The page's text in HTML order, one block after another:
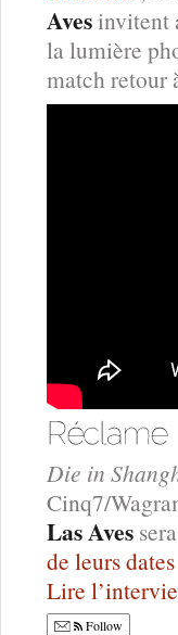
Avesinvitent
la lumière
match retour
Die in
Cinq7/
Las Aves
de leurs dates
Lire
Follow